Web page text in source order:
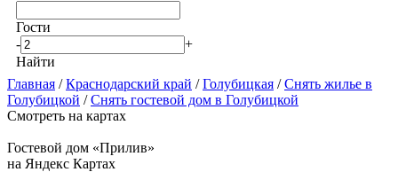
Гости
-
+
Найти
Главная /Краснодарский край /Голубицкая /Снять жилье в
Голубицкой /Снять гостевой дом в Голубицкой
Смотреть на картах
Гостевой дом «Прилив»
на Яндекс Картах